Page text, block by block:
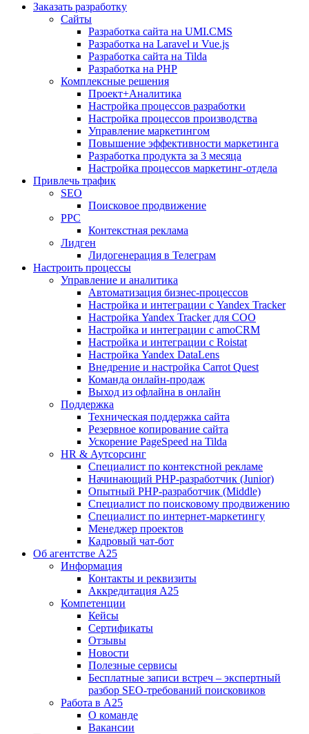
Заказать разработку
Сайты
Разработка сайта на UMI.CMS
Разработка на Laravel и Vue.js
Разработка сайта на Tilda
Разработка на PHP
Комплексные решения
Проект+Аналитика
Настройка процессов разработки
Настройка процессов производства
Управление маркетингом
Повышение эффективности маркетинга
Разработка продукта за 3 месяца
Настройка процессов маркетинг-отдела
Привлечь трафик
SEO
Поисковое продвижение
PPC
Контекстная реклама
Лидген
Лидогенерация в Телеграм
Настроить процессы
Управление и аналитика
Автоматизация бизнес-процессов
Настройка и интеграции с Yandex Tracker
Настройка Yandex Tracker для СОО
Настройка и интеграции с amoCRM
Настройка и интеграции с Roistat
Настройка Yandex DataLens
Внедрение и настройка Carrot Quest
Команда онлайн-продаж
Выход из офлайна в онлайн
Поддержка
Техническая поддержка сайта
Резервное копирование сайта
Ускорение PageSpeed на Tilda
HR & Аутсорсинг
Специалист по контекстной рекламе
Начинающий PHP-разработчик (Junior)
Опытный PHP-разработчик (Middle)
Специалист по поисковому продвижению
Специалист по интернет-маркетингу
Менеджер проектов
Кадровый чат-бот
Об агентстве А25
Информация
Контакты и реквизиты
Аккредитация А25
Компетенции
Кейсы
Сертификаты
Отзывы
Новости
Полезные сервисы
Бесплатные записи встреч – экспертный
разбор SEO-требований поисковиков
Работа в А25
О команде
Вакансии